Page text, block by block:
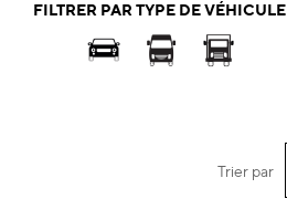
FILTRER PAR TYPE DE VÉHICULE
Trier par